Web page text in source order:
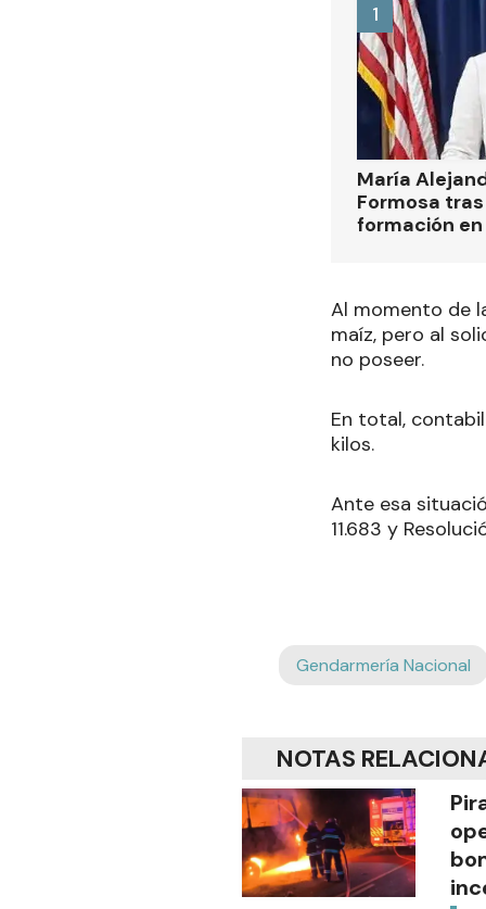
María
Formosa
formación
1
Al momento de
maíz, pero al
no poseer.
En total,
kilos.
Ante esa
11.683 y
Gendarmería Nacional
NOTAS